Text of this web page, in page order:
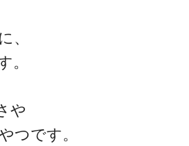
、
。
や
つです。